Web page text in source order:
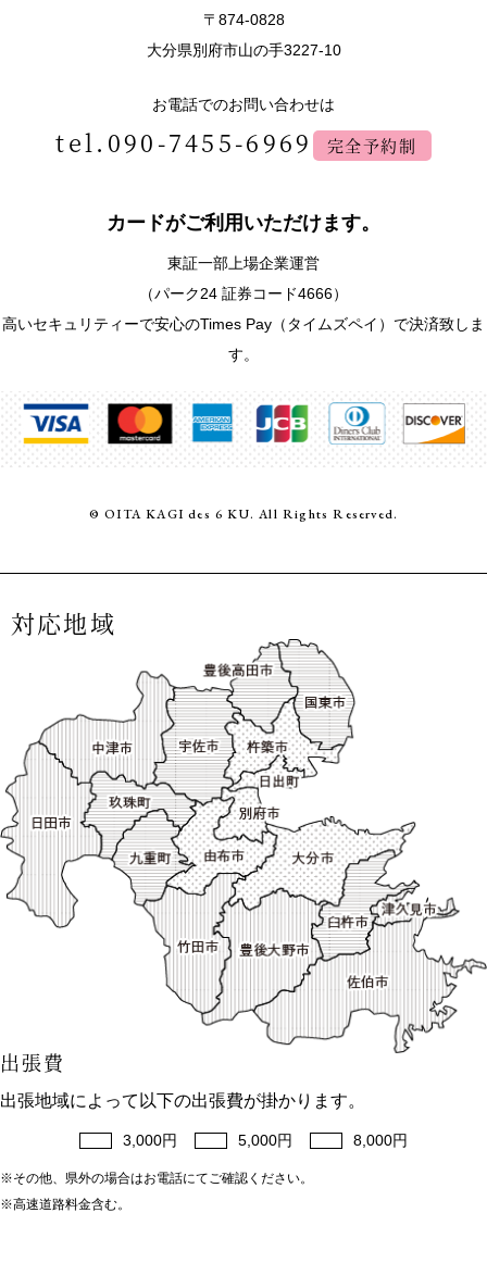
〒874-0828
大分県別府市山の手3227-10
お電話でのお問い合わせは
tel.090-7455-6969 完全予約制
カードがご利用いただけます。
東証一部上場企業運営
（パーク24 証券コード4666）
高いセキュリティーで安心のTimes Pay（タイムズペイ）で決済致しま
す。
© OITA KAGI des 6 KU. All Rights Reserved.
対応地域
出張費
出張地域によって以下の出張費が掛かります。
3,000円 5,000円 8,000円
※その他、県外の場合はお電話にてご確認ください。
※高速道路料金含む。